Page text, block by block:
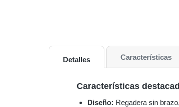
Detalles
Características
Diseño: Regadera sin
Características